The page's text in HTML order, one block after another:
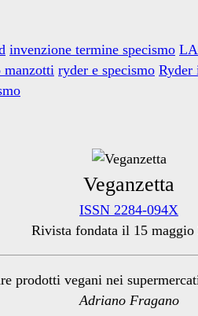
invenzione termine specismo
manzotti ryder e specismo Ryder
Veganzetta
ISSN 2284-094X
Rivista fondata il 15 maggio
prodotti vegani nei
Adriano Fragano